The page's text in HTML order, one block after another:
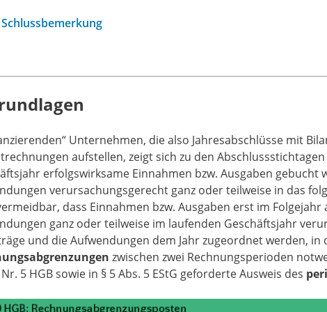
Schlussbemerkung
Unternehmen, die also Jahresabschlüsse mit
aufstellen, zeigt sich zu den
erfolgswirksame Einnahmen bzw. Ausgaben gebucht
verursachungsgerecht ganz oder teilweise in das
dass Einnahmen bzw. Ausgaben erst im
ganz oder teilweise im laufenden Geschäftsjahr
und die Aufwendungen dem Jahr zugeordnet werden,
zwischen zwei Rechnungsperioden
5 HGB sowie in § 5 Abs. 5 EStG geforderte Ausweis des